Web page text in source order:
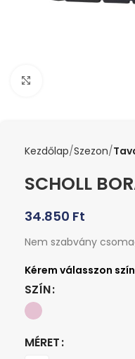
Kezdőlap Szezon
SCHOLL
34.850 Ft
Nem szabvány
SZÍN
MÉRET